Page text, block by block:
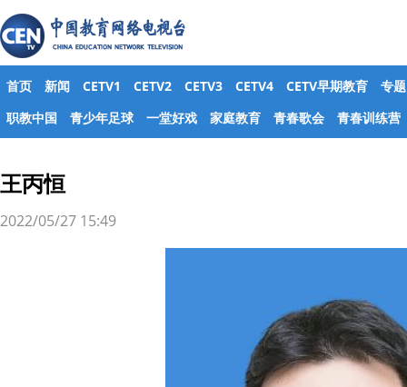
首页 新闻 CETV1 CETV2 CETV3 CETV4 CETV早期教育
专题
职教中国
青少年足球 一堂好戏 家庭教育 青春歌会 青春训练营
王丙恒
2022/05/27 15:49